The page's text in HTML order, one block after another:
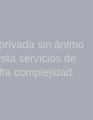
sin ánimo
servicios de
complejidad.